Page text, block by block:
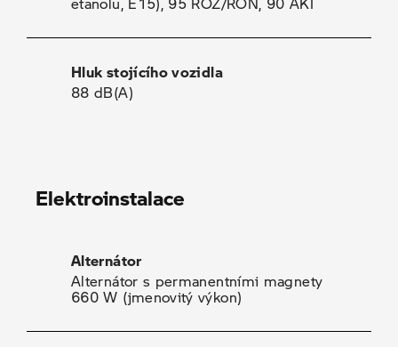
Hluk stojícího vozidla
88 dB(A)
Elektroinstalace
Alternátor
Alternátor s permanentními magnety
660 W (jmenovitý výkon)